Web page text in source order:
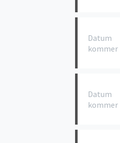
Datum
kommer
Datum
kommer